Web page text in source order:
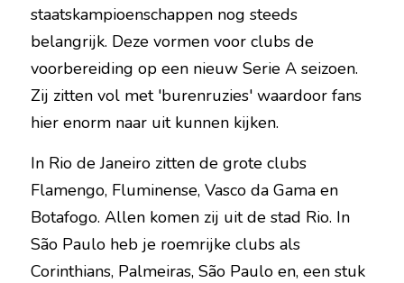
staatskampioenschappen nog steeds
belangrijk. Deze vormen voor clubs de
voorbereiding op een nieuw Serie A seizoen.
Zij zitten vol met 'burenruzies' waardoor fans
hier enorm naar uit kunnen kijken.
In Rio de Janeiro zitten de grote clubs
Flamengo, Fluminense, Vasco da Gama en
Botafogo. Allen komen zij uit de stad Rio. In
São Paulo heb je roemrijke clubs als
Corinthians, Palmeiras, São Paulo en, een stuk